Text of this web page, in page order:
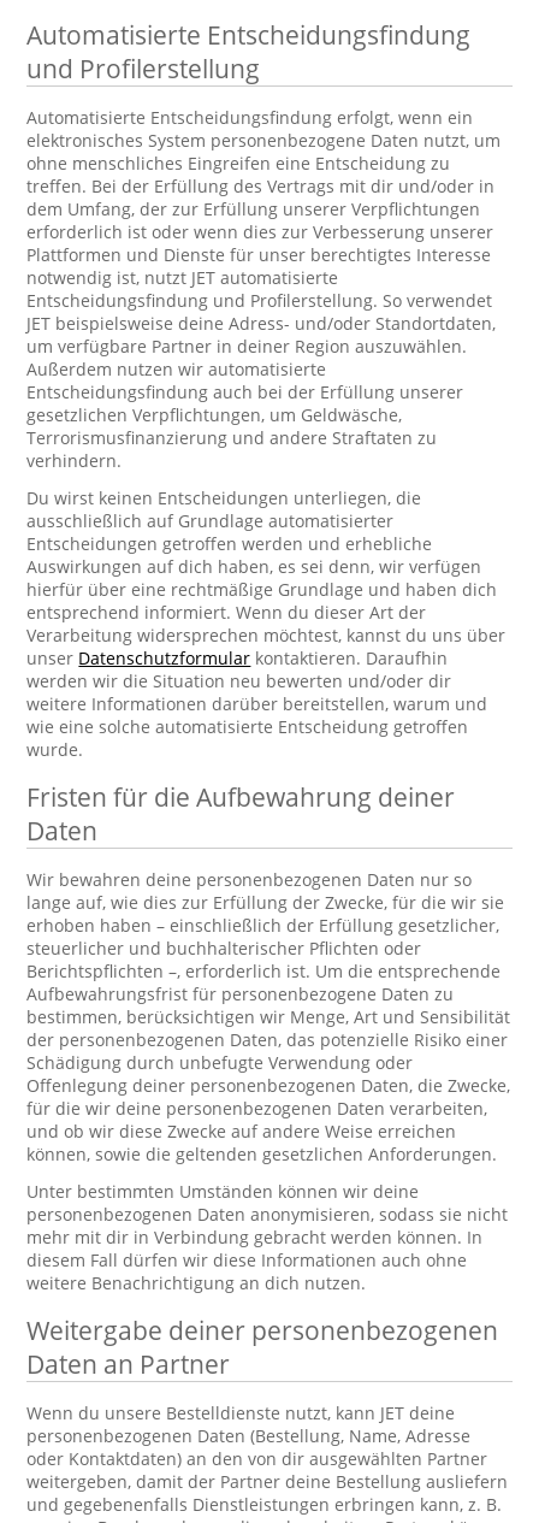
Automatisierte Entscheidungsfindung
und Profilerstellung
Automatisierte Entscheidungsfindung erfolgt, wenn ein
elektronisches System personenbezogene Daten nutzt, um
ohne menschliches Eingreifen eine Entscheidung zu
treffen. Bei der Erfüllung des Vertrags mit dir und/oder in
dem Umfang, der zur Erfüllung unserer Verpflichtungen
erforderlich ist oder wenn dies zur Verbesserung unserer
Plattformen und Dienste für unser berechtigtes Interesse
notwendig ist, nutzt JET automatisierte
Entscheidungsfindung und Profilerstellung. So verwendet
JET beispielsweise deine Adress- und/oder Standortdaten,
um verfügbare Partner in deiner Region auszuwählen.
Außerdem nutzen wir automatisierte
Entscheidungsfindung auch bei der Erfüllung unserer
gesetzlichen Verpflichtungen, um Geldwäsche,
Terrorismusfinanzierung und andere Straftaten zu
verhindern.
Du wirst keinen Entscheidungen unterliegen, die
ausschließlich auf Grundlage automatisierter
Entscheidungen getroffen werden und erhebliche
Auswirkungen auf dich haben, es sei denn, wir verfügen
hierfür über eine rechtmäßige Grundlage und haben dich
entsprechend informiert. Wenn du dieser Art der
Verarbeitung widersprechen möchtest, kannst du uns über
unser Datenschutzformular kontaktieren. Daraufhin
werden wir die Situation neu bewerten und/oder dir
weitere Informationen darüber bereitstellen, warum und
wie eine solche automatisierte Entscheidung getroffen
wurde.
Fristen für die Aufbewahrung deiner
Daten
Wir bewahren deine personenbezogenen Daten nur so
lange auf, wie dies zur Erfüllung der Zwecke, für die wir sie
erhoben haben – einschließlich der Erfüllung gesetzlicher,
steuerlicher und buchhalterischer Pflichten oder
Berichtspflichten –, erforderlich ist. Um die entsprechende
Aufbewahrungsfrist für personenbezogene Daten zu
bestimmen, berücksichtigen wir Menge, Art und Sensibilität
der personenbezogenen Daten, das potenzielle Risiko einer
Schädigung durch unbefugte Verwendung oder
Offenlegung deiner personenbezogenen Daten, die Zwecke,
für die wir deine personenbezogenen Daten verarbeiten,
und ob wir diese Zwecke auf andere Weise erreichen
können, sowie die geltenden gesetzlichen Anforderungen.
Unter bestimmten Umständen können wir deine
personenbezogenen Daten anonymisieren, sodass sie nicht
mehr mit dir in Verbindung gebracht werden können. In
diesem Fall dürfen wir diese Informationen auch ohne
weitere Benachrichtigung an dich nutzen.
Weitergabe deiner personenbezogenen
Daten an Partner
Wenn du unsere Bestelldienste nutzt, kann JET deine
personenbezogenen Daten (Bestellung, Name, Adresse
oder Kontaktdaten) an den von dir ausgewählten Partner
weitergeben, damit der Partner deine Bestellung ausliefern
und gegebenenfalls Dienstleistungen erbringen kann, z. B.